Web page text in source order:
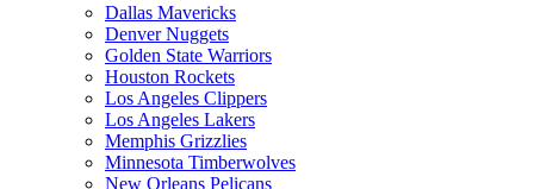
Dallas Mavericks
Denver Nuggets
Golden State Warriors
Houston Rockets
Los Angeles Clippers
Los Angeles Lakers
Memphis Grizzlies
Minnesota Timberwolves
New Orleans Pelicans